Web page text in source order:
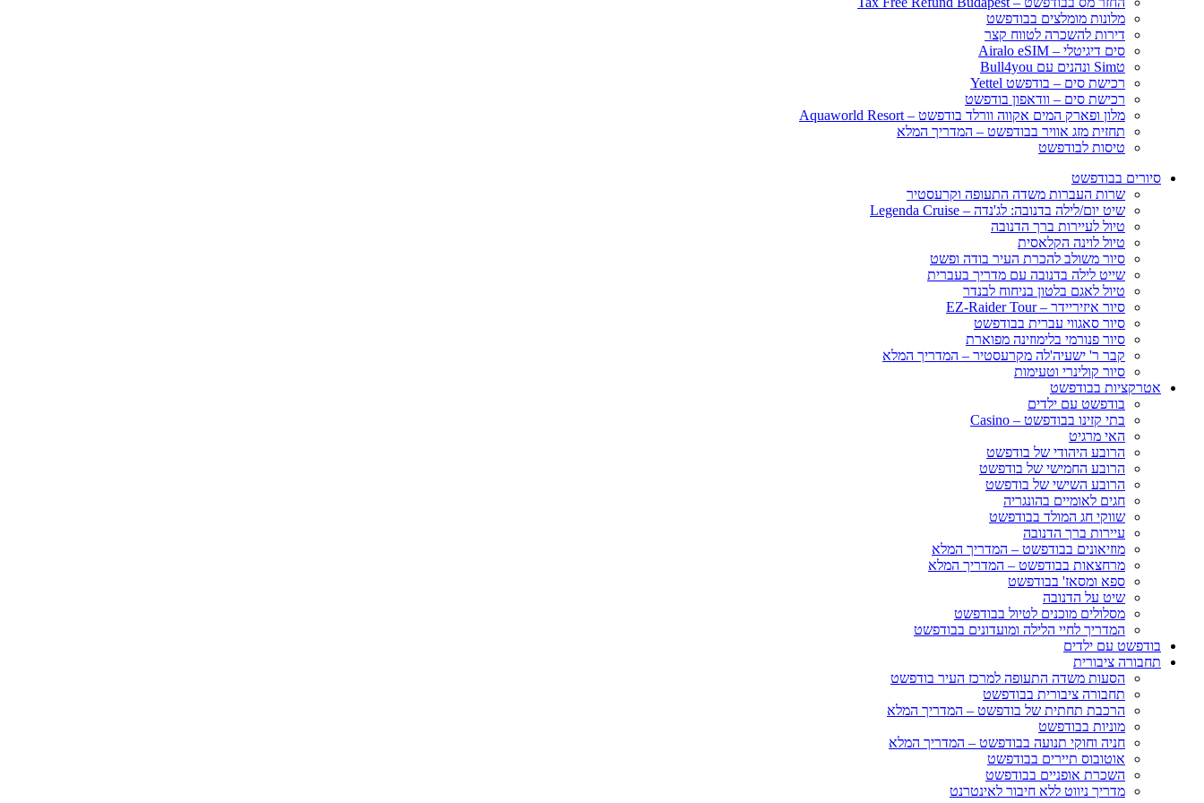
מלונות מומלצים בבודפשט
דירות להשכרה לטווח קצר
סים דיגיטלי – Airalo eSIM
טSim ונהנים עם Bull4you
רכישת סים – בודפשט Yettel
רכישת סים – וודאפון בודפשט
מלון ופארק המים אקווה וורלד בודפשט – Aquaworld Resort
תחזית מזג אוויר בבודפשט – המדריך המלא
טיסות לבודפשט
סיורים בבודפשט
שרות העברות משדה התעופה וקרעסטיר
שיט יום/לילה בדנובה: לג'נדה – Legenda Cruise
טיול לעיירות ברך הדנובה
טיול לוינה הקלאסית
סיור משולב להכרת העיר בודה ופשט
שייט לילה בדנובה עם מדריך בעברית
טיול לאגם בלטון בניחוח לבנדר
סיור איזיריידר – EZ-Raider Tour
סיור סאגווי עברית בבודפשט
סיור פנורמי בלימוזינה מפוארת
קבר ר' ישעיה'לה מקרעסטיר – המדריך המלא
סיור קולינרי וטעימות
אטרקציות בבודפשט
בודפשט עם ילדים
בתי קזינו בבודפשט – Casino
האי מרגיט
הרובע היהודי של בודפשט
הרובע החמישי של בודפשט
הרובע השישי של בודפשט
חגים לאומיים בהונגריה
שווקי חג המולד בבודפשט
עיירות ברך הדנובה
מוזיאונים בבודפשט – המדריך המלא
מרחצאות בבודפשט – המדריך המלא
ספא ומסאז' בבודפשט
שיט על הדנובה
מסלולים מוכנים לטיול בבודפשט
המדריך לחיי הלילה ומועדונים בבודפשט
בודפשט עם ילדים
תחבורה ציבורית
הסעות משדה התעופה למרכז העיר בודפשט
תחבורה ציבורית בבודפשט
הרכבת תחתית של בודפשט – המדריך המלא
מוניות בבודפשט
חניה וחוקי תנועה בבודפשט – המדריך המלא
אוטובוס תיירים בבודפשט
השכרת אופניים בבודפשט
מדריך ניווט ללא חיבור לאינטרנט